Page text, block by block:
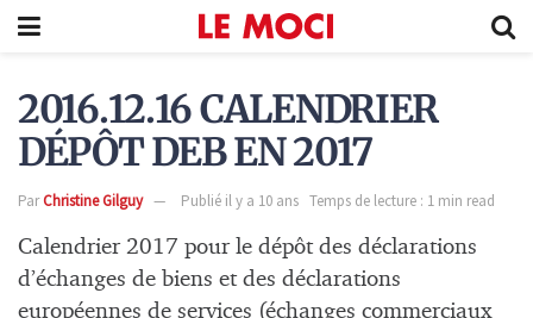
2016.12.16 CALENDRIER
DÉPÔT DEB EN 2017
ParChristine Gilguy Publié il y a 10 ans Temps de lecture : 1 min read
Calendrier 2017 pour le dépôt des déclarations
d’échanges de biens et des déclarations
européennes de services (échanges commerciaux